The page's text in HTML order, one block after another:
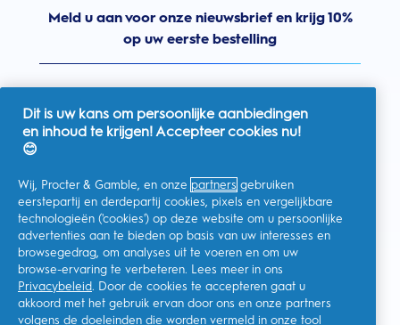
Meld u aan voor onze nieuwsbrief en krijg 10%
op uw eerste bestelling
Ik geef toestemming voor het ontvangen van
gepersonaliseerde communicatie met betrekking tot
aanbiedingen, nieuws en andere promotionele initiatieven van
Oral-B en andere
P&G-merken
kan me op elk momentafmelden.
Procter & Gamble, als verwerkingsverantwoordelijke, zal uw
persoonlijke gegevens verwerken zodat u zich bij deze site kunt
registreren en de interactie kunt aangaan met de aangeboden
Dit is uw kans om persoonlijke aanbiedingen
en inhoud te krijgen! Accepteer cookies nu!
😊
Wij, Procter & Gamble, en onze partners gebruiken
eerstepartij en derdepartij cookies, pixels en vergelijkbare
technologieën ('cookies') op deze website om u persoonlijke
advertenties aan te bieden op basis van uw interesses en
browsegedrag, om analyses uit te voeren en om uw
browse-ervaring te verbeteren. Lees meer in ons
Privacybeleid. Door de cookies te accepteren gaat u
akkoord met het gebruik ervan door ons en onze partners
volgens de doeleinden die worden vermeld in onze tool